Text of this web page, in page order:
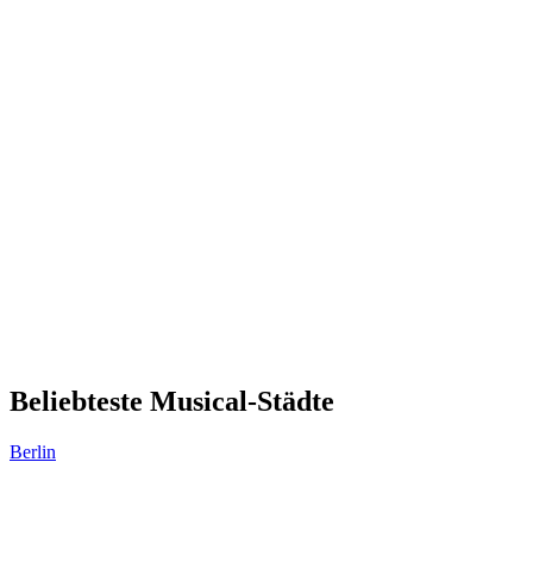
Beliebteste Musical-Städte
Berlin